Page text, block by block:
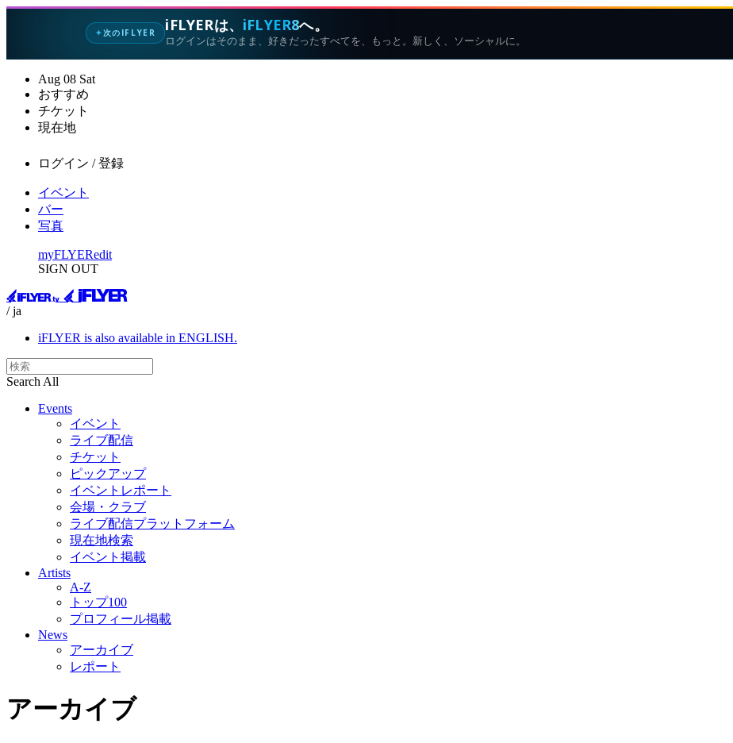
✦次のIFLYER iFLYERは、 iFLYER8へ。
ログインはそのまま、好きだったすべてを、もっと。新しく、ソーシャルに。
Aug 08 Sat
おすすめ
チケット
現在地
ログイン / 登録
イベント
バー
写真
myFLYERedit
SIGN OUT
/ ja
iFLYER is also available in ENGLISH.
Search All
Events
イベント
ライブ配信
チケット
ピックアップ
イベントレポート
会場・クラブ
ライブ配信プラットフォーム
現在地検索
イベント掲載
Artists
A-Z
トップ100
プロフィール掲載
News
アーカイブ
レポート
アーカイブ